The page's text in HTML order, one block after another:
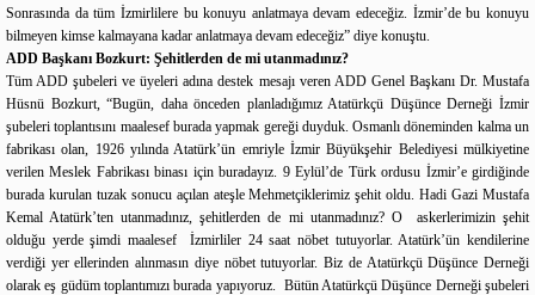
Sonrasında da tüm İzmirlilere bu konuyu anlatmaya devam edeceğiz. İzmir’de bu konuyu
bilmeyen kimse kalmayana kadar anlatmaya devam edeceğiz” diye konuştu.
ADD Başkanı Bozkurt: Şehitlerden de mi utanmadınız?
Tüm ADD şubeleri ve üyeleri adına destek mesajı veren ADD Genel Başkanı Dr. Mustafa
Hüsnü Bozkurt, “Bugün, daha önceden planladığımız Atatürkçü Düşünce Derneği İzmir
şubeleri toplantısını maalesef burada yapmak gereği duyduk. Osmanlı döneminden kalma un
fabrikası olan, 1926 yılında Atatürk’ün emriyle İzmir Büyükşehir Belediyesi mülkiyetine
verilen Meslek Fabrikası binası için buradayız. 9 Eylül’de Türk ordusu İzmir’e girdiğinde
burada kurulan tuzak sonucu açılan ateşle Mehmetçiklerimiz şehit oldu. Hadi Gazi Mustafa
Kemal Atatürk’ten utanmadınız, şehitlerden de mi utanmadınız? O askerlerimizin şehit
olduğu yerde şimdi maalesef İzmirliler 24 saat nöbet tutuyorlar. Atatürk’ün kendilerine
verdiği yer ellerinden alınmasın diye nöbet tutuyorlar. Biz de Atatürkçü Düşünce Derneği
olarak eş güdüm toplantımızı burada yapıyoruz. Bütün Atatürkçü Düşünce Derneği şubeleri